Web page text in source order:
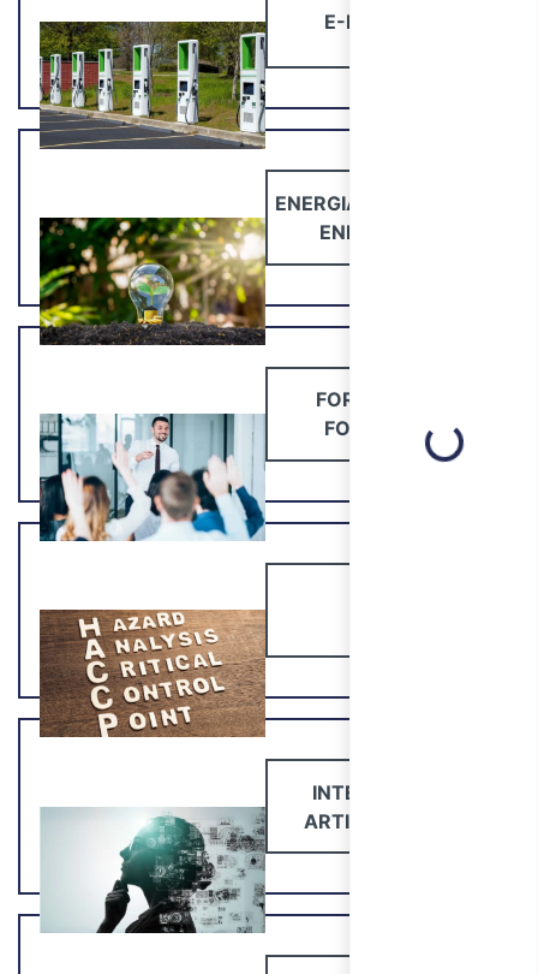
E-MOBILITY
ENERGIA E RISPARMIO
ENERGETICO
FORMAZIONE
FORMATORI
INTELLIGENZA
ARTIFICIALE - AI
Loading...